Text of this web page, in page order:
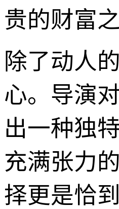
贵的财富之
除了动人
心。导演
出一种独
充满张力
择更是恰